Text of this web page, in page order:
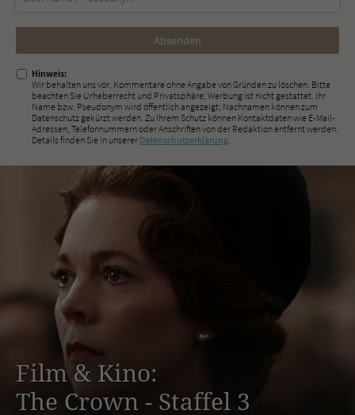
Nicht
ausfüllen!
Hinweis:
Wir behalten uns vor, Kommentare ohne Angabe von Gründen zu löschen. Bitte
beachten Sie Urheberrecht und Privatsphäre; Werbung ist nicht gestattet. Ihr
Name bzw. Pseudonym wird öffentlich angezeigt; Nachnamen können zum
Datenschutz gekürzt werden. Zu Ihrem Schutz können Kontaktdaten wie E-Mail-
Adressen, Telefonnummern oder Anschriften von der Redaktion entfernt werden.
Details finden Sie in unserer Datenschutzerklärung
Film & Kino:
The Crown - Staffel 3